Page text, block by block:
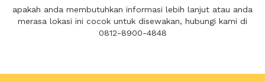
apakah anda membutuhkan informasi lebih lanjut atau anda
merasa lokasi ini cocok untuk disewakan, hubungi kami di
0812-8900-4848